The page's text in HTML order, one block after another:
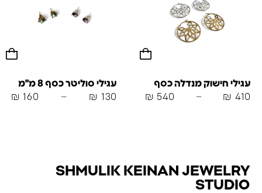
עגילי חישוק מנדלה כסף
₪ 410
–
₪ 540
עגילי סוליטר כסף 8 מ"מ
₪ 130
–
₪ 160
SHMULIK KEINAN JEWELRY
STUDIO